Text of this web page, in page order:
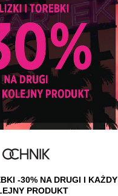
-30% NA DRUGI I KAŻDY
PRODUKT